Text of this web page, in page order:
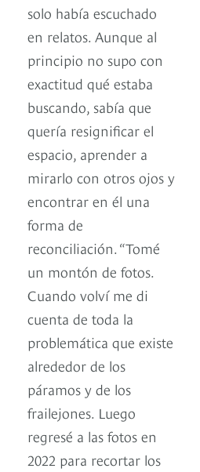
solo había escuchado
en relatos. Aunque al
principio no supo con
exactitud qué estaba
buscando, sabía que
quería resignificar el
espacio, aprender a
mirarlo con otros ojos y
encontrar en él una
forma de
reconciliación. “Tomé
un montón de fotos.
Cuando volví me di
cuenta de toda la
problemática que existe
alrededor de los
páramos y de los
frailejones. Luego
regresé a las fotos en
2022 para recortar los